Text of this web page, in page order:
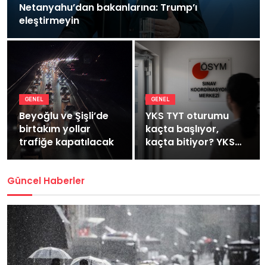
Netanyahu’dan bakanlarına: Trump’ı
eleştirmeyin
GENEL
Beyoğlu ve Şişli’de
birtakım yollar
trafiğe kapatılacak
GENEL
YKS TYT oturumu
kaçta başlıyor,
kaçta bitiyor? YKS
Güncel Haberler